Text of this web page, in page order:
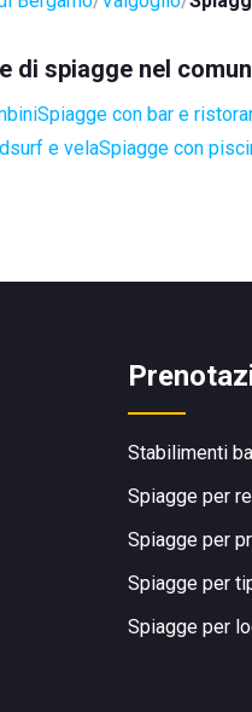
di spiagge nel
Spiagge con bar e
e velaSpiagge con
Stabilimenti
Spiagge per
Spiagge per
Spiagge per
Spiagge per